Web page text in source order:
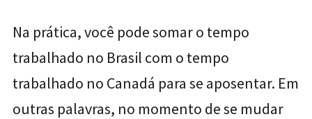
Na prática, você pode somar o tempo
trabalhado no Brasil com o tempo
trabalhado no Canadá para se aposentar. Em
outras palavras, no momento de se mudar